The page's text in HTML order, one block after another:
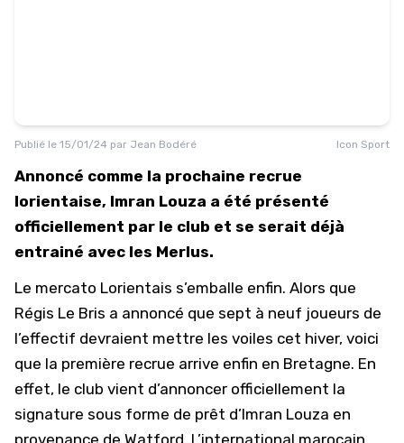
Publié le 15/01/24 par Jean Bodéré Icon Sport
Annoncé comme la prochaine recrue
lorientaise, Imran Louza a été présenté
officiellement par le club et se serait déjà
entrainé avec les Merlus.
Le mercato Lorientais s’emballe enfin. Alors que
Régis Le Bris a annoncé que sept à neuf joueurs de
l’effectif devraient mettre les voiles cet hiver, voici
que la première recrue arrive enfin en Bretagne. En
effet, le club vient d’annoncer officiellement la
signature sous forme de prêt d’Imran Louza en
provenance de Watford. L’international marocain